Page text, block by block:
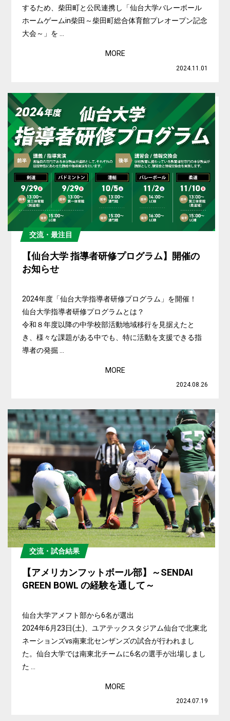
するため、柴田町と公民連携し「仙台大学バレーボール
ホームゲームin柴田～柴田町総合体育館プレオープン記念
大会～」を ...
MORE
2024.11.01
交流・最注目
【仙台大学 指導者研修プログラム】開催の
お知らせ
2024年度「仙台大学指導者研修プログラム」を開催！
仙台大学指導者研修プログラムとは？
令和８年度以降の中学校部活動地域移行を見据えたと
き、様々な課題がある中でも、特に活動を支援できる指
導者の発掘 ...
MORE
2024.08.26
交流・試合結果
【アメリカンフットボール部】～SENDAI
GREEN BOWL の経験を通して～
仙台大学アメフト部から6名が選出
2024年6月23日(土)、ユアテックスタジアム仙台で北東北
ネーションズvs南東北センザンズの試合が行われまし
た。仙台大学では南東北チームに6名の選手が出場しまし
た ...
MORE
2024.07.19